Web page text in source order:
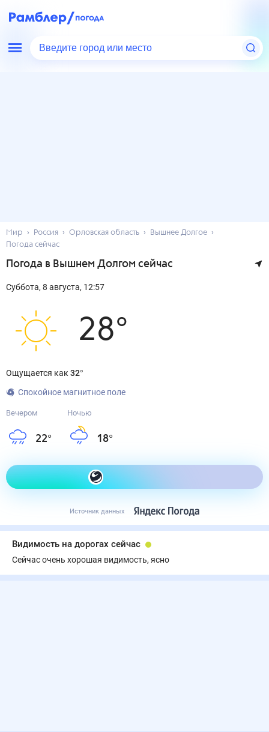
Введите город или место
Мир Россия Орловская область
Вышнее Долгое
Погода сейчас
Погода в Вышнем Долгом сейчас
Суббота, 8 августа, 12:57
28°
Ощущается как 32°
Спокойное магнитное поле
Вечером
22°
Ночью
18°
Как одеться сегодня
Источник данных
Видимость на дорогах сейчас
Сейчас очень хорошая видимость, ясно